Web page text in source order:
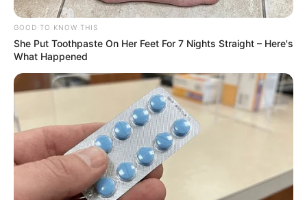
GOOD TO KNOW THIS
She Put Toothpaste On Her Feet For 7 Nights Straight – Here's
What Happened